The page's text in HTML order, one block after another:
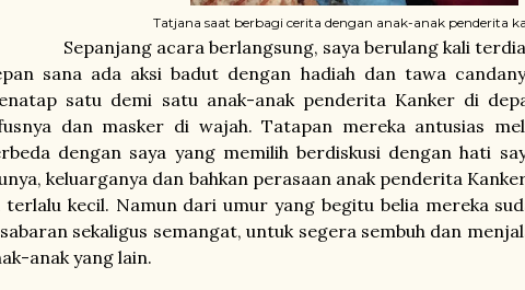
Tatjana saat berbagi cerita dengan anak-anak penderita
acara berlangsung, saya berulang kali
sana ada aksi badut dengan hadiah dan tawa
satu demi satu anak-anak penderita Kanker di
dan masker di wajah. Tatapan mereka antusias
dengan saya yang memilih berdiskusi dengan hati
keluarganya dan bahkan perasaan anak penderita
terlalu kecil. Namun dari umur yang begitu belia mereka
sekaligus semangat, untuk segera sembuh dan
anak yang lain.